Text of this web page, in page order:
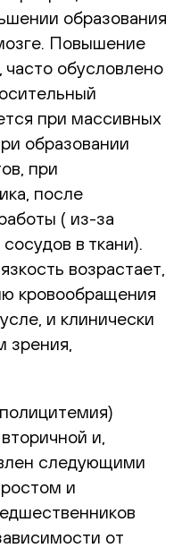
образования
Повышение
часто обусловлено
при массивных
образовании
при
после
( из-за
в ткани).
возрастает,
кровообращения
и клинически
зрения,
и,
следующими
и
от